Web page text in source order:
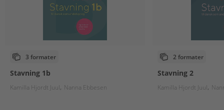
3 formater
Stavning 1b
Kamilla Hjordt Juul Nanna Ebbesen
2 formater
Stavning 2
Kamilla Hjordt Juul